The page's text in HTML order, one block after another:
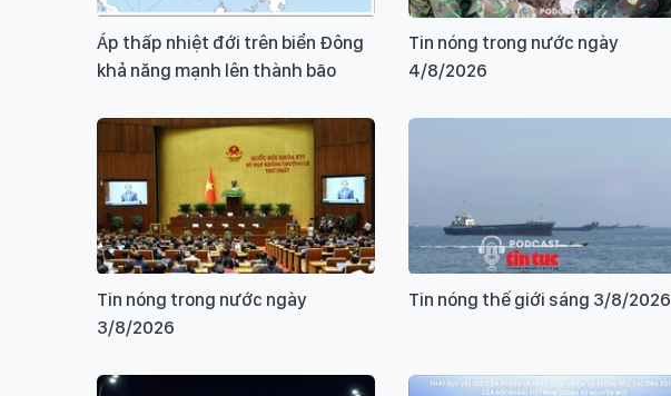
Áp thấp nhiệt đới trên biển Đông
khả năng mạnh lên thành bão
Tin nóng trong nước ngày
4/8/2026
Tin nóng trong nước ngày
3/8/2026
Tin nóng thế giới sáng 3/8/2026